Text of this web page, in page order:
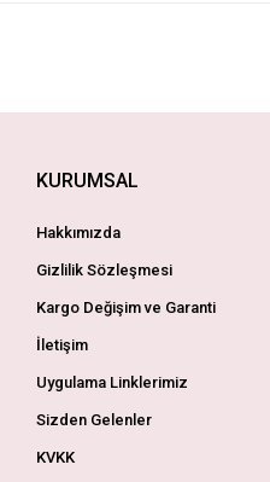
KURUMSAL
Hakkımızda
Gizlilik Sözleşmesi
Kargo Değişim ve Garanti
İletişim
Uygulama Linklerimiz
Sizden Gelenler
KVKK